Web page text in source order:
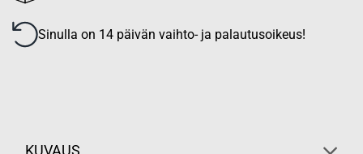
Sinulla on 14 päivän vaihto- ja palautusoikeus!
KUVAUS